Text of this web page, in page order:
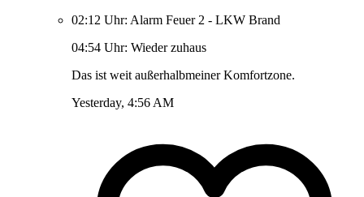
02:12 Uhr: Alarm Feuer 2 - LKW Brand
04:54 Uhr: Wieder zuhaus
Das ist weit außerhalbmeiner Komfortzone.
Yesterday, 4:56 AM